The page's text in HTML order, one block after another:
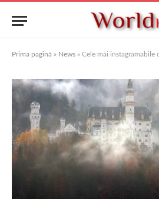
Prima pagină » News » Cele mai instagramabile